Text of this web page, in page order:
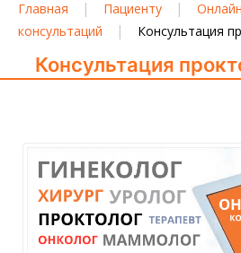
Главная | Пациенту |
консультаций
| Консультация
Консультация